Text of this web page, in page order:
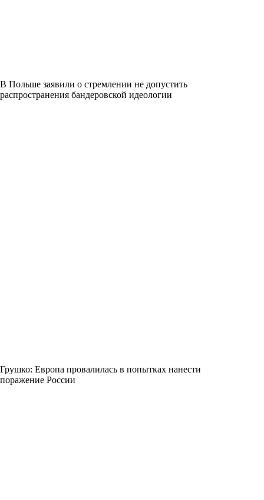
В Польше заявили о стремлении не допустить
распространения бандеровской идеологии
Грушко: Европа провалилась в попытках нанести
поражение России